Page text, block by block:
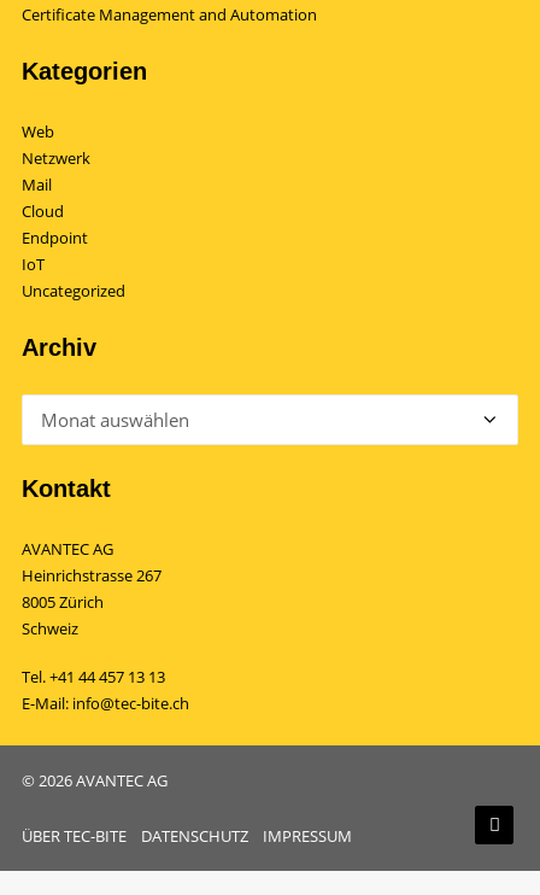
Certificate Management and Automation
Kategorien
Web
Netzwerk
Mail
Cloud
Endpoint
IoT
Uncategorized
Archiv
Kontakt
AVANTEC AG
Heinrichstrasse 267
8005 Zürich
Schweiz
Tel.+41 44 457 13 13
E-Mail: info@tec-bite.ch
© 2026 AVANTEC AG
ÜBER TEC-BITE DATENSCHUTZ IMPRESSUM